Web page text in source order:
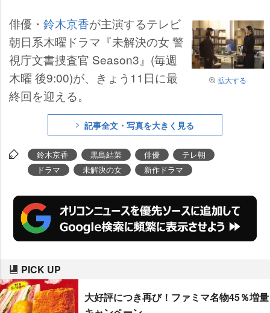
拡大する
俳優・ 鈴木京香が主演するテレビ
朝日系木曜ドラマ『未解決の女 警
視庁文書捜査官 Season3』(毎週
木曜 後9:00)が、きょう11日に最
終回を迎える。
記事全文・写真を大きく見る
鈴木京香 黒島結菜 俳優
テレ朝
ドラマ
未解決の女 新作ドラマ
PICK UP
大好評につき再び！ファミマ名物45％増量